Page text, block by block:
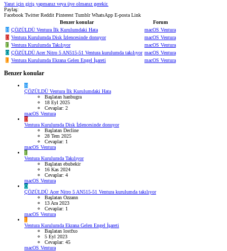
Yanıt için giriş yapmanız veya üye olmanız gerekir.
Paylaş:
Facebook Twitter Reddit Pinterest Tumblr WhatsApp E-posta Link
Benzer konular
Forum
H ÇÖZÜLDÜ Ventura İlk Kurulumdaki Hata
macOS Ventura
D Ventura Kurulumda Disk İzlencesinde donuyor
macOS Ventura
E Ventura Kurulumda Takılıyor
macOS Ventura
O ÇÖZÜLDÜ Acer Nitro 5 AN515-51 Ventura kurulumda takılıyor macOS Ventura
L Ventura Kurulumda Ekrana Gelen Engel İşareti macOS Ventura
Benzer konular
H
ÇÖZÜLDÜ Ventura İlk Kurulumdaki Hata
Başlatan hanbugra
18 Eyl 2025
Cevaplar: 2
macOS Ventura
D
Ventura Kurulumda Disk İzlencesinde donuyor
Başlatan Decline
28 Tem 2025
Cevaplar: 1
macOS Ventura
E
Ventura Kurulumda Takılıyor
Başlatan ebubekir
16 Kas 2024
Cevaplar: 4
macOS Ventura
O
ÇÖZÜLDÜ Acer Nitro 5 AN515-51 Ventura kurulumda takılıyor
Başlatan Ozzann
13 Ara 2023
Cevaplar: 1
macOS Ventura
L
Ventura Kurulumda Ekrana Gelen Engel İşareti
Başlatan lostfxo
5 Eyl 2023
Cevaplar: 45
macOS Ventura